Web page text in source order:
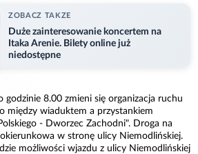
ZOBACZ TAKZE
Duże zainteresowanie koncertem na
Itaka Arenie. Bilety online już
niedostępne
8.00 zmieni się organizacja ruchu
między wiaduktem a przystankiem
- Dworzec Zachodni". Droga na
w stronę ulicy Niemodlińskiej.
możliwości wjazdu z ulicy Niemodlińskiej